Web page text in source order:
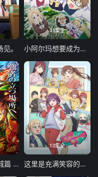
。
11集全
小阿尔玛想要成为家人
鬼灭之刃 无限城篇 第一章 猗窝座再袭
13集全
这里是充满笑容的职场。